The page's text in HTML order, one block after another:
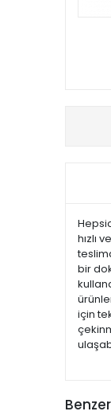
hızlı
bir
için